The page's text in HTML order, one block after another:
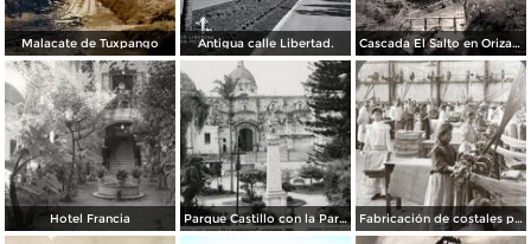
Malacate de Tuxpango Antigua calle Libertad. Cascada El Salto en Orizaba, Veracruz por el Fotógrafo Hugo Brehme.
Hotel Francia Parque Castillo con la Parroquia Fabricación de costales para café en la compañía Santa Getrudis